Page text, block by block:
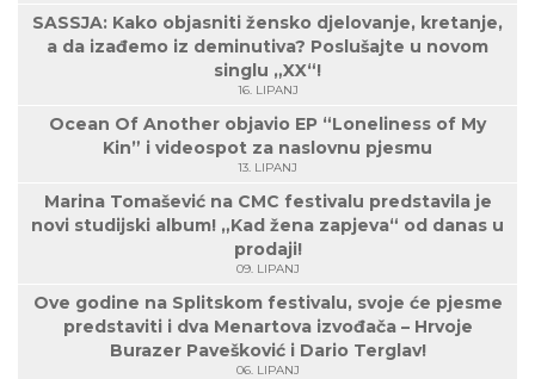
SASSJA: Kako objasniti žensko djelovanje, kretanje,
a da izađemo iz deminutiva? Poslušajte u novom
singlu „XX“!
16. LIPANJ
Ocean Of Another objavio EP “Loneliness of My
Kin” i videospot za naslovnu pjesmu
13. LIPANJ
Marina Tomašević na CMC festivalu predstavila je
novi studijski album! „Kad žena zapjeva“ od danas u
prodaji!
09. LIPANJ
Ove godine na Splitskom festivalu, svoje će pjesme
predstaviti i dva Menartova izvođača – Hrvoje
Burazer Pavešković i Dario Terglav!
06. LIPANJ